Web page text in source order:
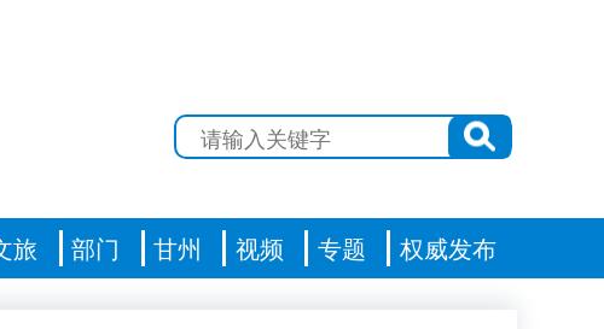
旅 部门 甘州 视频 专题 权威发布